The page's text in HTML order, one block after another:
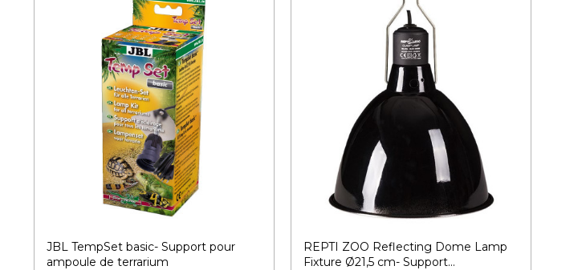
JBL TempSet basic- Support pour
ampoule de terrarium
REPTI ZOO Reflecting Dome Lamp
Fixture Ø21,5 cm- Support...